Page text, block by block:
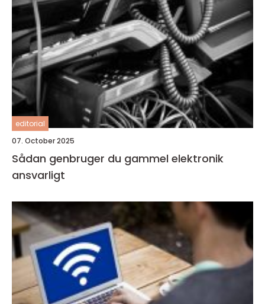
editorial
07. October 2025
Sådan genbruger du gammel elektronik
ansvarligt